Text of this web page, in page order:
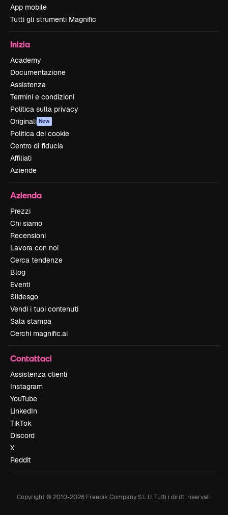
App mobile
Tutti gli strumenti Magnific
Inizia
Academy
Documentazione
Assistenza
Termini e condizioni
Politica sulla privacy
Originali New
Politica dei cookie
Centro di fiducia
Affiliati
Aziende
Azienda
Prezzi
Chi siamo
Recensioni
Lavora con noi
Cerca tendenze
Blog
Eventi
Slidesgo
Vendi i tuoi contenuti
Sala stampa
Cerchi magnific.ai
Contattaci
Assistenza clienti
Instagram
YouTube
LinkedIn
TikTok
Discord
X
Reddit
Copyright © 2010-2026Freepik Company S.L.U. Tutti i diritti riservati.